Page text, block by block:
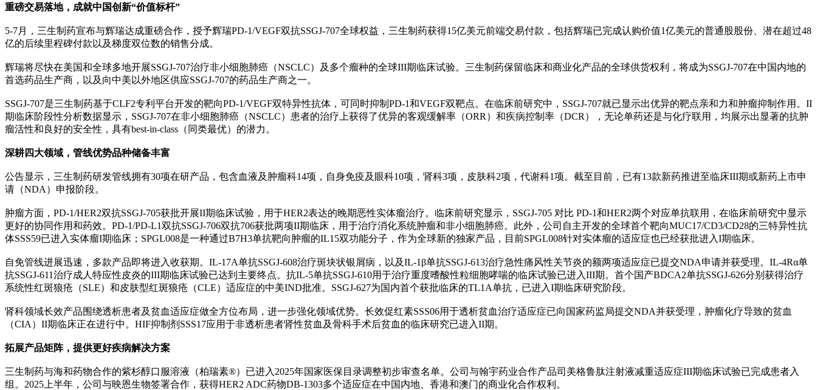
重磅交易落地，成就中国创新“价值标杆”
5-7月，三生制药宣布与辉瑞达成重磅合作，授予辉瑞PD-1/VEGF双抗SSGJ-707全球权益，三生制药获得15亿美元前端交易付款，包括辉瑞已完成认购价值1亿美元的普通股股份、潜在超过48
亿的后续里程碑付款以及梯度双位数的销售分成。
辉瑞将尽快在美国和全球多地开展SSGJ-707治疗非小细胞肺癌（NSCLC）及多个瘤种的全球III期临床试验。三生制药保留临床和商业化产品的全球供货权利，将成为SSGJ-707在中国内地的
首选药品生产商，以及向中美以外地区供应SSGJ-707的药品生产商之一。
SSGJ-707是三生制药基于CLF2专利平台开发的靶向PD-1/VEGF双特异性抗体，可同时抑制PD-1和VEGF双靶点。在临床前研究中，SSGJ-707就已显示出优异的靶点亲和力和肿瘤抑制作用。II
期临床阶段性分析数据显示，SSGJ-707在非小细胞肺癌（NSCLC）患者的治疗上获得了优异的客观缓解率（ORR）和疾病控制率（DCR），无论单药还是与化疗联用，均展示出显著的抗肿
瘤活性和良好的安全性，具有best-in-class（同类最优）的潜力。
深耕四大领域，管线优势品种储备丰富
公告显示，三生制药研发管线拥有30项在研产品，包含血液及肿瘤科14项，自身免疫及眼科10项，肾科3项，皮肤科2项，代谢科1项。截至目前，已有13款新药推进至临床III期或新药上市申
请（NDA）申报阶段。
肿瘤方面，PD-1/HER2双抗SSGJ-705获批开展II期临床试验，用于HER2表达的晚期恶性实体瘤治疗。临床前研究显示，SSGJ-705 对比 PD-1和HER2两个对应单抗联用，在临床前研究中显示
更好的协同作用和药效。PD-1/PD-L1双抗SSGJ-706双抗706获批两项II期临床，用于治疗消化系统肿瘤和非小细胞肺癌。此外，公司自主开发的全球首个靶向MUC17/CD3/CD28的三特异性抗
体SSS59已进入实体瘤I期临床；SPGL008是一种通过B7H3单抗靶向肿瘤的IL15双功能分子，作为全球新的独家产品，目前SPGL008针对实体瘤的适应症也已经获批进入I期临床。
自免管线进展迅速，多款产品即将进入收获期。IL-17A单抗SSGJ-608治疗斑块状银屑病，以及IL-1β单抗SSGJ-613治疗急性痛风性关节炎的额两项适应症已提交NDA申请并获受理。IL-4Rα单
抗SSGJ-611治疗成人特应性皮炎的III期临床试验已达到主要终点。抗IL-5单抗SSGJ-610用于治疗重度嗜酸性粒细胞哮喘的临床试验已进入III期。首个国产BDCA2单抗SSGJ-626分别获得治疗
系统性红斑狼疮（SLE）和皮肤型红斑狼疮（CLE）适应症的中美IND批准。SSGJ-627为国内首个获批临床的TL1A单抗，已进入I期临床研究阶段。
肾科领域长效产品围绕透析患者及贫血适应症做全方位布局，进一步强化领域优势。长效促红素SSS06用于透析贫血治疗适应症已向国家药监局提交NDA并获受理，肿瘤化疗导致的贫血
（CIA）II期临床正在进行中。HIF抑制剂SSS17应用于非透析患者肾性贫血及骨科手术后贫血的临床研究已进入II期。
拓展产品矩阵，提供更好疾病解决方案
三生制药与海和药物合作的紫杉醇口服溶液（柏瑞素®）已进入2025年国家医保目录调整初步审查名单。公司与翰宇药业合作产品司美格鲁肽注射液减重适应症III期临床试验已完成患者入
组。2025上半年，公司与映恩生物签署合作，获得HER2 ADC药物DB-1303多个适应症在中国内地、香港和澳门的商业化合作权利。